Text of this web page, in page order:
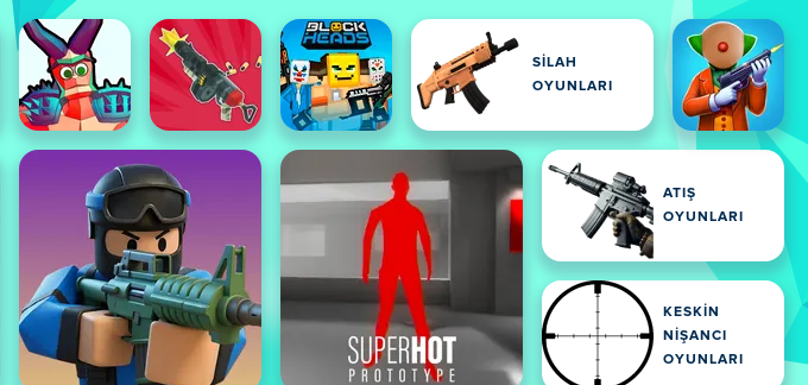
SILAH
OYUNLARI
ATIŞ
OYUNLARI
KESKIN
NIŞANCI
OYUNLARI